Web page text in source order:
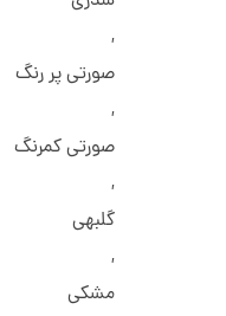
,
صورتی پر رنگ
,
صورتی کمرنگ
,
گلبهی
,
مشکی